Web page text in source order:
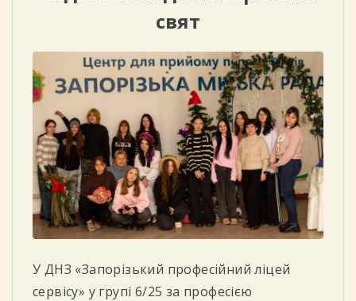
свят
У ДНЗ «Запорізький професійний ліцей
сервісу» у групі 6/25 за професією